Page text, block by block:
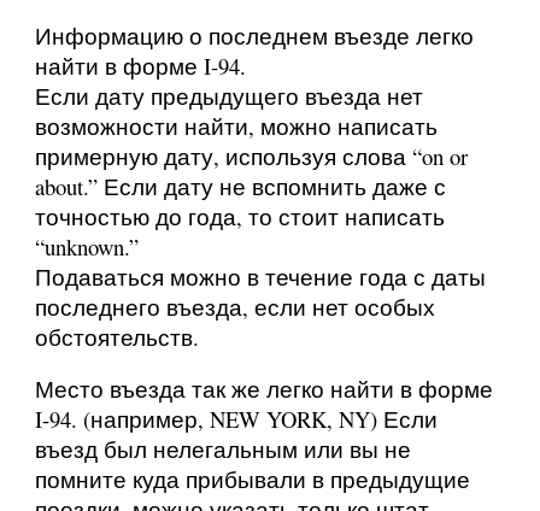
Информацию о последнем въезде легко
найти в форме I-94.
Если дату предыдущего въезда нет
возможности найти, можно написать
примерную дату, используя слова “on or
about.” Если дату не вспомнить даже с
точностью до года, то стоит написать
“unknown.”
Подаваться можно в течение года с даты
последнего въезда, если нет особых
обстоятельств.
Место въезда так же легко найти в форме
I-94. (например, NEW YORK, NY) Если
въезд был нелегальным или вы не
помните куда прибывали в предыдущие